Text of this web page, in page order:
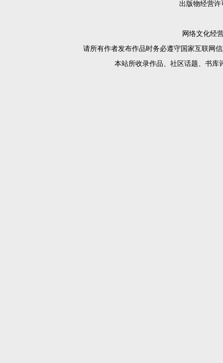
出版物经营许
网络文化经
请所有作者发布作品时务必遵守国家互联网
本站所收录作品、社区话题、书库